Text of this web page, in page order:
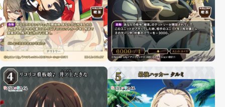
大会・イベント
おすすめデッキ
取扱店舗一覧